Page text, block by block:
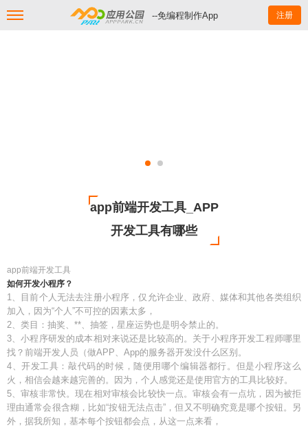
--免编程制作App 注册
app前端开发工具_APP
开发工具有哪些
app前端开发工具
如何开发小程序？
1、目前个人无法去注册小程序，仅允许企业、政府、媒体和其他各类组织
加入，因为“个人”不可控的因素太多，
2、类目：抽奖、**、抽签，星座运势也是明令禁止的。
3、小程序研发的成本相对来说还是比较高的。关于小程序开发工程师哪里
找？前端开发人员（做APP、App的服务器开发没什么区别。
4、开发工具：敲代码的时候，随便用哪个编辑器都行。但是小程序这么
火，相信会越来越完善的。因为，个人感觉还是使用官方的工具比较好。
5、审核非常快。现在相对审核会比较快一点。审核会有一点坑，因为被拒
理由通常会很含糊，比如“按钮无法点击”，但又不明确究竟是哪个按钮。另
外，据我所知，基本每个按钮都会点，从这一点来看，